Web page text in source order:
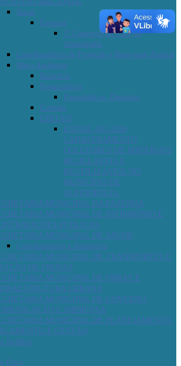
Rural
Eventos
1º Concurso do Café de
Alpinópolis
Coordenadoria de Proteção e Bem-estar Animal
Meio Ambiente
Relatório
Pneumáticos
Pneumáticos -Decretos
Contato
EDITAIS
EDITAL 001-2026
CADASTRAMENTO
COLETORES DE MATERIAIS
RECICLÁVEIS E
REUTILIZÁVEIS NO
MUNICÍPIO DE
ALPINÓPOLIS.
MUNICIPAL DA FAZENDA
MUNICIPAL DE PATRIMÔNIO E
PÚBLICAS
MUNICIPAL DE SAÚDE
Coordenadoria e Assessoria
MUNICIPAL DE TRANSPORTES E
DE FROTAS
MUNICIPAL DE OBRAS E
URBANA
MUNICIPAL DE GOVERNO,
E IMPRENSA
MUNICIPAL DE PLANEJAMENTO,
E GESTÃO
Jurídica
Ética